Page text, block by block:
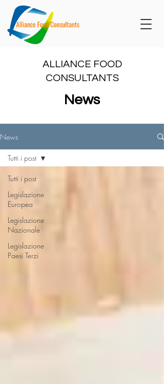
ALLIANCE FOOD
CONSULTANTS
News
News
Tutti i post
Legislazione
Europea
Legislazione
Nazionale
Legislazione
Paesi Terzi
Tutti i post